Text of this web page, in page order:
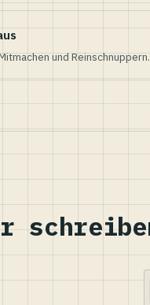
und Reinschnuppern.